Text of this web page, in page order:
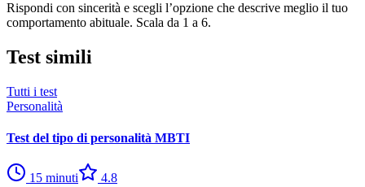
Rispondi con sincerità e scegli l’opzione che descrive meglio il tuo
comportamento abituale. Scala da 1 a 6.
Test simili
Tutti i test
Personalità
Test del tipo di personalità MBTI
15 minuti
4.8